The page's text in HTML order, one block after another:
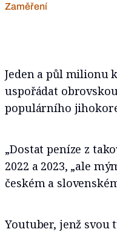
Zaměření
Jeden a půl milionu
uspořádat
populárního
„Dostat peníze z
2022 a 2023, „ale
českém a
Youtuber, jenž svou